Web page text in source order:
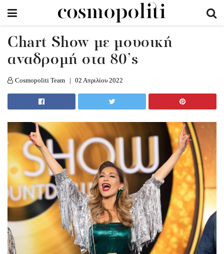
Chart Show με μουσική
αναδρομή στα 80’s
Cosmopoliti Team 02 Απριλίου 2022